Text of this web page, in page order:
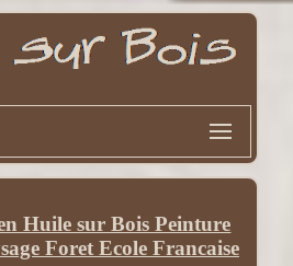
Huile sur Bois Peinture
Foret Ecole Francaise